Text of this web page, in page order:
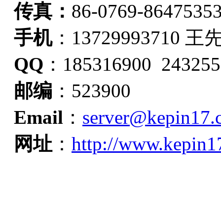
传真： 86-0769-
手机：13729993710 王
QQ ：185316900
邮编 ：523900
Email ：
网址 ： http://